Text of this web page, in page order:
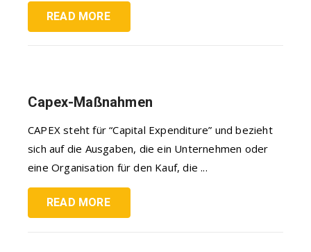
READ MORE
Capex-Maßnahmen
CAPEX steht für “Capital Expenditure” und bezieht
sich auf die Ausgaben, die ein Unternehmen oder
eine Organisation für den Kauf, die ...
READ MORE